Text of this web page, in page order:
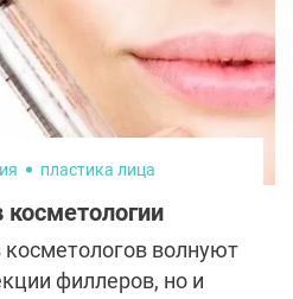
перестройки тканей,
месяцы. Именно
процесс постепенно
эстетический
пластика лица
косметологии
волнуют
филлеров, но и